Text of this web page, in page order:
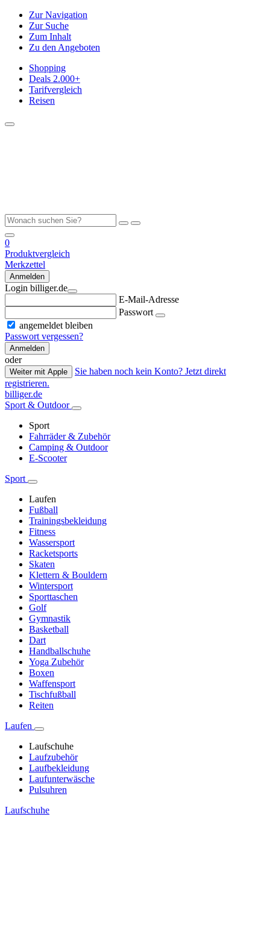
Zur Navigation
Zur Suche
Zum Inhalt
Zu den Angeboten
Shopping
Deals 2.000+
Tarifvergleich
Reisen
0
Produktvergleich
Merkzettel
Anmelden
Login billiger.de
E-Mail-Adresse
Passwort
angemeldet bleiben
Passwort vergessen?
Anmelden
oder
Weiter mit Apple
Sie haben noch kein Konto? Jetzt direkt
registrieren.
billiger.de
Sport & Outdoor
Sport
Fahrräder & Zubehör
Camping & Outdoor
E-Scooter
Sport
Laufen
Fußball
Trainingsbekleidung
Fitness
Wassersport
Racketsports
Skaten
Klettern & Bouldern
Wintersport
Sporttaschen
Golf
Gymnastik
Basketball
Dart
Handballschuhe
Yoga Zubehör
Boxen
Waffensport
Tischfußball
Reiten
Laufen
Laufschuhe
Laufzubehör
Laufbekleidung
Laufunterwäsche
Pulsuhren
Laufschuhe